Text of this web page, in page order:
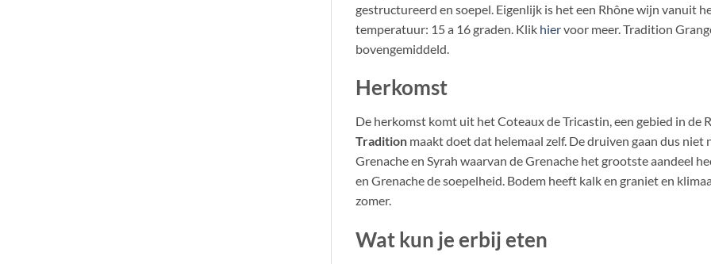
gestructureerd en soepel. Eigenlijk is het een Rhône wijn vanuit
temperatuur: 15 a 16 graden. Klik hiervoor meer. Tradition
bovengemiddeld.
Herkomst
De herkomst komt uit het Coteaux de Tricastin, een gebied in de
Tradition maakt doet dat helemaal zelf. De druiven gaan dus
Grenache en Syrah waarvan de Grenache het grootste aandeel
en Grenache de soepelheid. Bodem heeft kalk en graniet en
zomer.
Wat kun je erbij eten